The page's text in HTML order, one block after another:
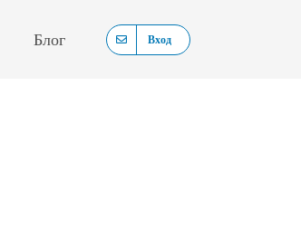
Блог Вход